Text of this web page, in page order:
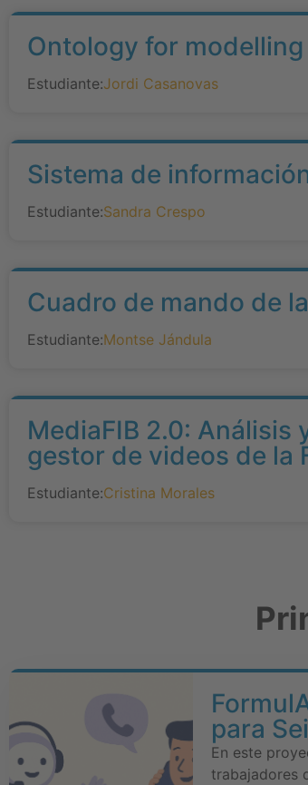
Ontology for
Estudiante:Jordi Casanovas
Sistema de
Estudiante:Sandra Crespo
Cuadro de mando de
Estudiante:Montse Jándula
MediaFIB 2.0:
gestor de videos de la
Estudiante:Cristina Morales
para
En este
trabajadores